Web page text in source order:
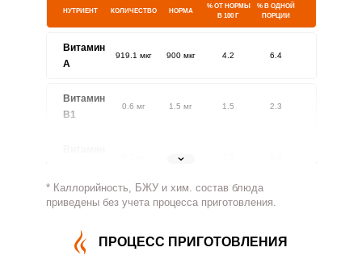
НУТРИЕНТ КОЛИЧЕСТВО НОРМА
% ОТ НОРМЫ
В 100 Г
% В ОДНОЙ
ПОРЦИИ
Витамин
A
919.1 мкг 900 мкг 4.2 6.4
Витамин
В1
0.6 мг 1.5 мг 1.5 2.3
1.8 мг
Витамин
13.9 мг 500 мг 0.1 0.2
Витамин
* Каллорийность, БЖУ и хим. состав блюда
приведены без учета процесса приготовления.
ПРОЦЕСС ПРИГОТОВЛЕНИЯ